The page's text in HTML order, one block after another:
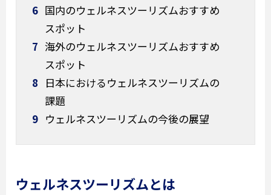
6 国内のウェルネスツーリズムおすすめ
スポット
7 海外のウェルネスツーリズムおすすめ
スポット
8 日本におけるウェルネスツーリズムの
課題
9 ウェルネスツーリズムの今後の展望
ウェルネスツーリズムとは